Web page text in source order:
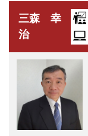
三森 幸
治